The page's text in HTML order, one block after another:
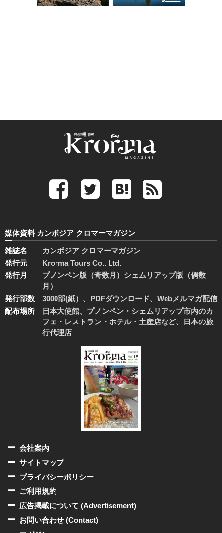
媒体資料 カンボジア クロマーマガジン
雑誌名
カンボジア クロマーマガジン
発行元
Krorma Tours Co., Ltd.
発行月
プノンペン版（奇数月）シェムリアップ版（偶数
月）
発行部数
3000部(紙）、PDFダウンロード、Webメルマガ配信
配布場所
日本大使館、プノンペン・シェムリアップ市内のカ
フェ・レストラン・ホテル・土産店など、日本の旅
行代理店
会社案内
サイトマップ
プライバシーポリシー
ご利用規約
広告掲載について (Advertisement)
お問い合わせ (Contact)